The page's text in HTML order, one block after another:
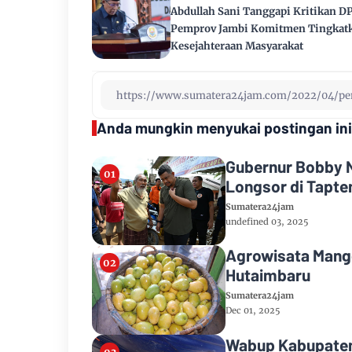
Abdullah Sani Tanggapi Kritikan
Pemprov Jambi Komitmen
Kesejahteraan Masyarakat
Anda mungkin menyukai postingan ini
Gubernur Bobby
Longsor di
Sumatera24jam
undefined 03, 2025
Agrowisata
Hutaimbaru
Sumatera24jam
Dec 01, 2025
Wabup